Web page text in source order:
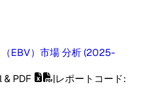
EBV）市場分析(2025-
& PDF |レポートコード: